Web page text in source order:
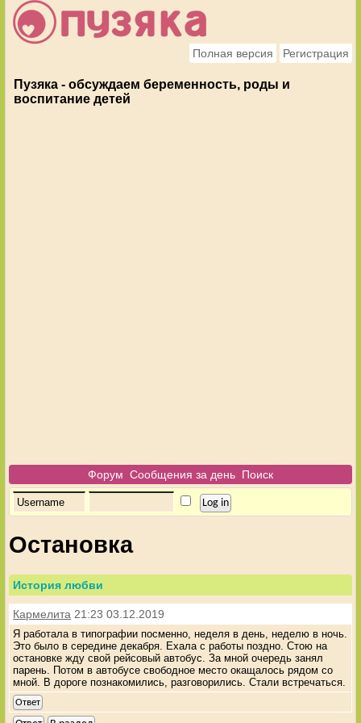
Полная версия Регистрация
Пузяка - обсуждаем беременность, роды и
воспитание детей
Форум Сообщения за день Поиск
Остановка
История любви
Кармелита 21:23 03.12.2019
Я работала в типографии посменно, неделя в день, неделю в ночь.
Это было в середине декабря. Ехала с работы поздно. Стою на
остановке жду свой рейсовый автобус. За мной очередь занял
парень. Потом в автобусе свободное место окащалось рядом со
мной. В дороге познакомились, разговорились. Стали встречаться.
Ответ